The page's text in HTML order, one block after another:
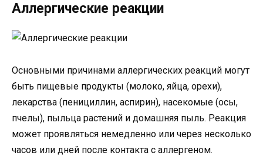
Аллергические реакции
Основными причинами аллергических реакций могут
быть пищевые продукты (молоко, яйца, орехи),
лекарства (пенициллин, аспирин), насекомые (осы,
пчелы), пыльца растений и домашняя пыль. Реакция
может проявляться немедленно или через несколько
часов или дней после контакта с аллергеном.